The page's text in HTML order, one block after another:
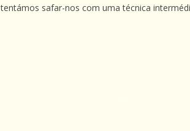
tentámos safar-nos com uma técnica